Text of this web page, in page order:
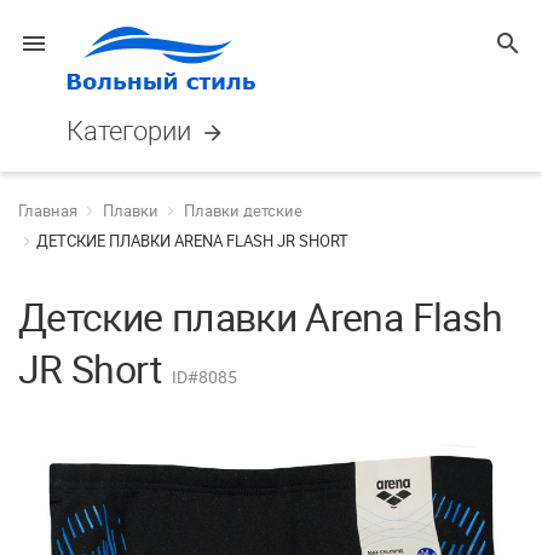
menu search
Категории arrow_forward
Главная Плавки
Плавки детские
ДЕТСКИЕ ПЛАВКИ ARENA FLASH JR SHORT
Детские плавки Arena Flash
JR Short ID#8085